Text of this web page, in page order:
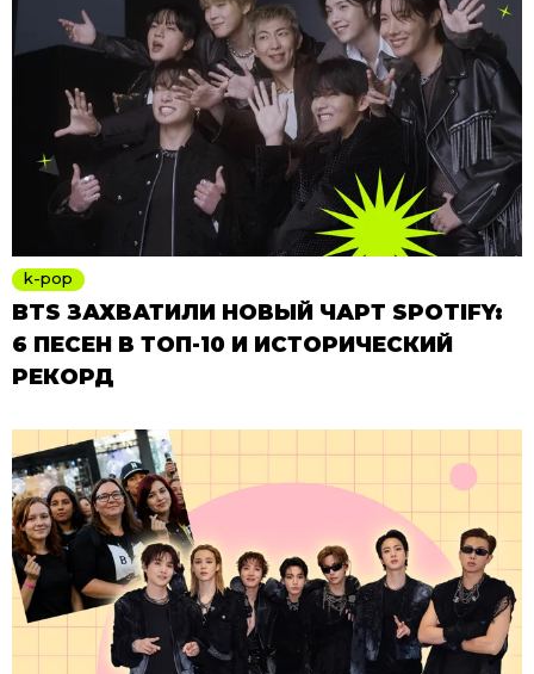
k-pop
BTS ЗАХВАТИЛИ НОВЫЙ ЧАРТ SPOTIFY:
6 ПЕСЕН В ТОП-10 И ИСТОРИЧЕСКИЙ
РЕКОРД